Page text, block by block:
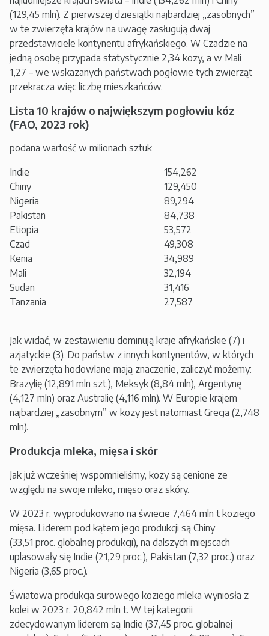
(129,45 mln). Z pierwszej dziesiątki najbardziej „zasobnych”
w te zwierzęta krajów na uwagę zasługują dwaj
przedstawiciele kontynentu afrykańskiego. W Czadzie na
jedną osobę przypada statystycznie 2,34 kozy, a w Mali
1,27 – we wskazanych państwach pogłowie tych zwierząt
przekracza więc liczbę mieszkańców.
Lista 10 krajów o największym pogłowiu kóz
(FAO, 2023 rok)
podana wartość w milionach sztuk
Indie
154,262
Chiny
129,450
Nigeria
89,294
Pakistan
84,738
Etiopia
53,572
Czad
49,308
Kenia
34,989
Mali
32,194
Sudan
31,416
Tanzania
27,587
Jak widać, w zestawieniu dominują kraje afrykańskie (7) i
azjatyckie (3). Do państw z innych kontynentów, w których
te zwierzęta hodowlane mają znaczenie, zaliczyć możemy:
Brazylię (12,891 mln szt.), Meksyk (8,84 mln), Argentynę
(4,127 mln) oraz Australię (4,116 mln). W Europie krajem
najbardziej „zasobnym” w kozy jest natomiast Grecja (2,748
mln).
Produkcja mleka, mięsa i skór
Jak już wcześniej wspomnieliśmy, kozy są cenione ze
względu na swoje mleko, mięso oraz skóry.
W 2023 r. wyprodukowano na świecie 7,464 mln t koziego
mięsa. Liderem pod kątem jego produkcji są Chiny
(33,51 proc. globalnej produkcji), na dalszych miejscach
uplasowały się Indie (21,29 proc.), Pakistan (7,32 proc.) oraz
Nigeria (3,65 proc.).
Światowa produkcja surowego koziego mleka wyniosła z
kolei w 2023 r. 20,842 mln t. W tej kategorii
zdecydowanym liderem są Indie (37,45 proc. globalnej